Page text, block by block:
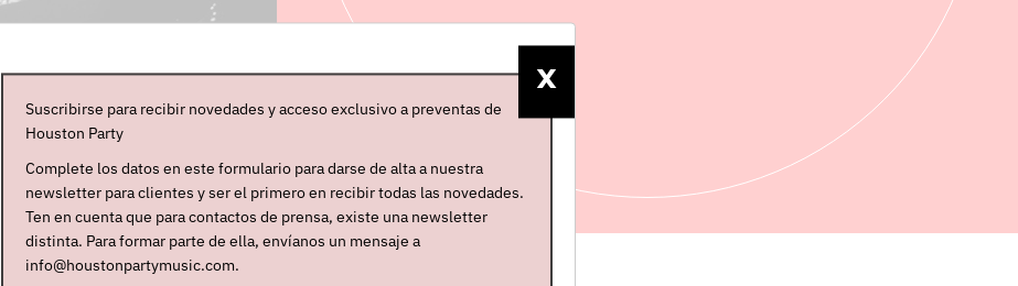
X
Suscribirse para recibir novedades y acceso exclusivo a preventas de
Houston Party
Complete los datos en este formulario para darse de alta a nuestra
newsletter para clientes y ser el primero en recibir todas las novedades.
Ten en cuenta que para contactos de prensa, existe una newsletter
distinta. Para formar parte de ella, envíanos un mensaje a
info@houstonpartymusic.com.